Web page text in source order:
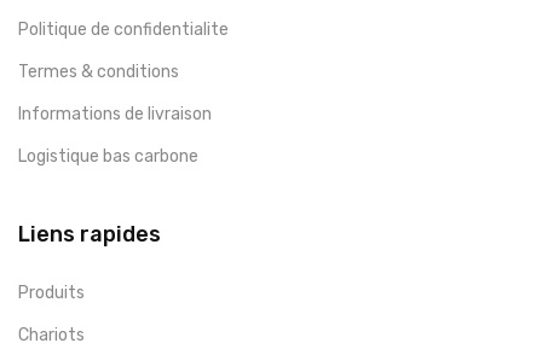
Politique de confidentialite
Termes & conditions
Informations de livraison
Logistique bas carbone
Liens rapides
Produits
Chariots